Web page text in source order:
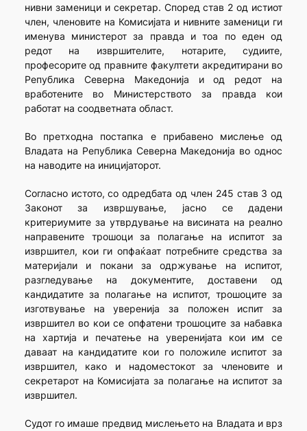
нивни заменици и секретар. Според став 2 од истиот
член, членовите на Комисијата и нивните заменици ги
именува министерот за правда и тоа по еден од
редот на извршителите, нотарите, судиите,
професорите од правните факултети акредитирани во
Република Северна Македонија и од редот на
вработените во Министерството за правда кои
работат на соодветната област.
Во претходна постапка е прибавено мислење од
Владата на Република Северна Македонија во однос
на наводите на иницијаторот.
Согласно истото, со одредбата од член 245 став 3 од
Законот за извршување, јасно се дадени
критериумите за утврдување на висината на реално
направените трошоци за полагање на испитот за
извршител, кои ги опфаќаат потребните средства за
материјали и покани за одржување на испитот,
разгледување на документите, доставени од
кандидатите за полагање на испитот, трошоците за
изготвување на уверенија за положен испит за
извршител во кои се опфатени трошоците за набавка
на хартија и печатење на уверенијата кои им се
даваат на кандидатите кои го положиле испитот за
извршител, како и надоместокот за членовите и
секретарот на Комисијата за полагање на испитот за
извршител.
Судот го имаше предвид мислењето на Владата и врз